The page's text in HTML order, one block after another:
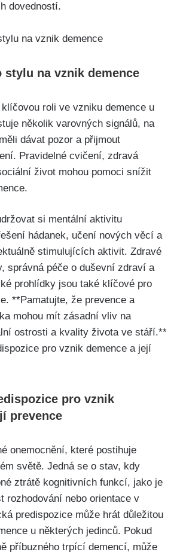
dovedností.
na vznik demence
roli ve vzniku demence u
několik varovných signálů, na
dávat pozor a přijmout
Pravidelné cvičení, zdravá
život mohou pomoci snížit
si mentální aktivitu
hádanek, učení nových věcí a
stimulujících aktivit. Zdravé
správná péče o duševní zdraví a
prohlídky jsou také klíčové pro
**Pamatujte, že prevence a
mohou mít zásadní vliv na
ostrosti a kvality života ve stáří.**
pro vznik
prevence
onemocnění, které postihuje
světě. Jedná se o stav, kdy
ztrátě kognitivních funkcí, jako je
rozhodování nebo orientace v
predispozice může hrát důležitou
u některých jedinců. Pokud
příbuzného trpící demencí, může